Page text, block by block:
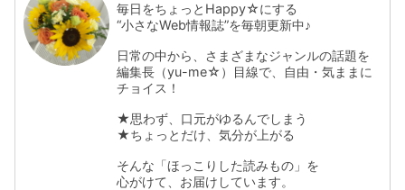
毎日をちょっとHappy☆にする
“小さなWeb情報誌”を毎朝更新中♪
日常の中から、さまざまなジャンルの話題を
編集長（yu-me☆）目線で、自由・気ままに
チョイス！
★思わず、口元がゆるんでしまう
★ちょっとだけ、気分が上がる
そんな「ほっこりした読みもの」を
心がけて、お届けしています。